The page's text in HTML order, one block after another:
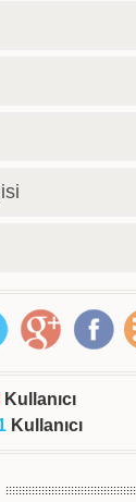
Kullanıcı
Kullanıcı